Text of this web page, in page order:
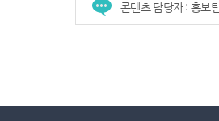
콘텐츠 담당자 : 홍보